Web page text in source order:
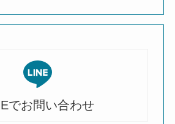
でお問い合わせ